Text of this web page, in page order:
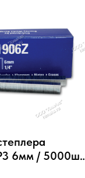
6мм / 5000шт
в